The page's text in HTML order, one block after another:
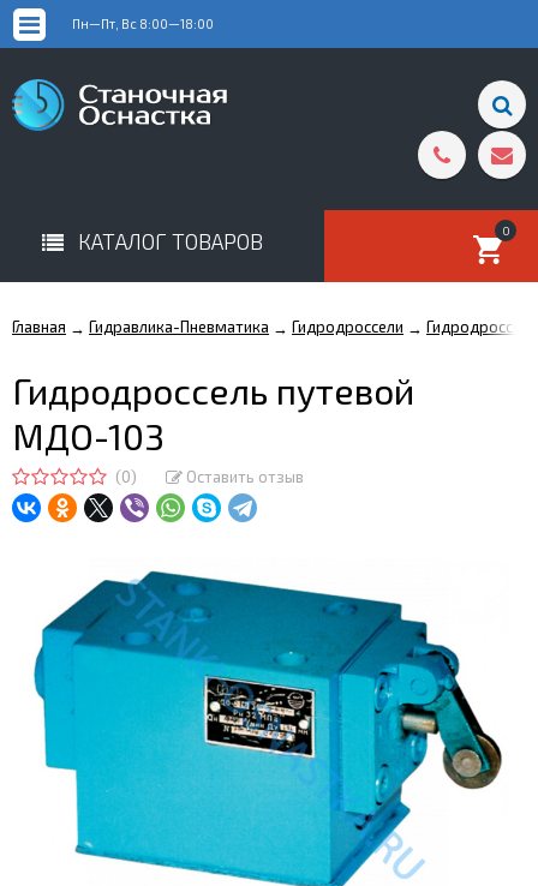
Пн—Пт, Вс 8:00—18:00
КАТАЛОГ ТОВАРОВ 0
Главная → Гидравлика-Пневматика → Гидродроссели →
Гидродроссель путевой
МДО-103
(0) Оставить отзыв